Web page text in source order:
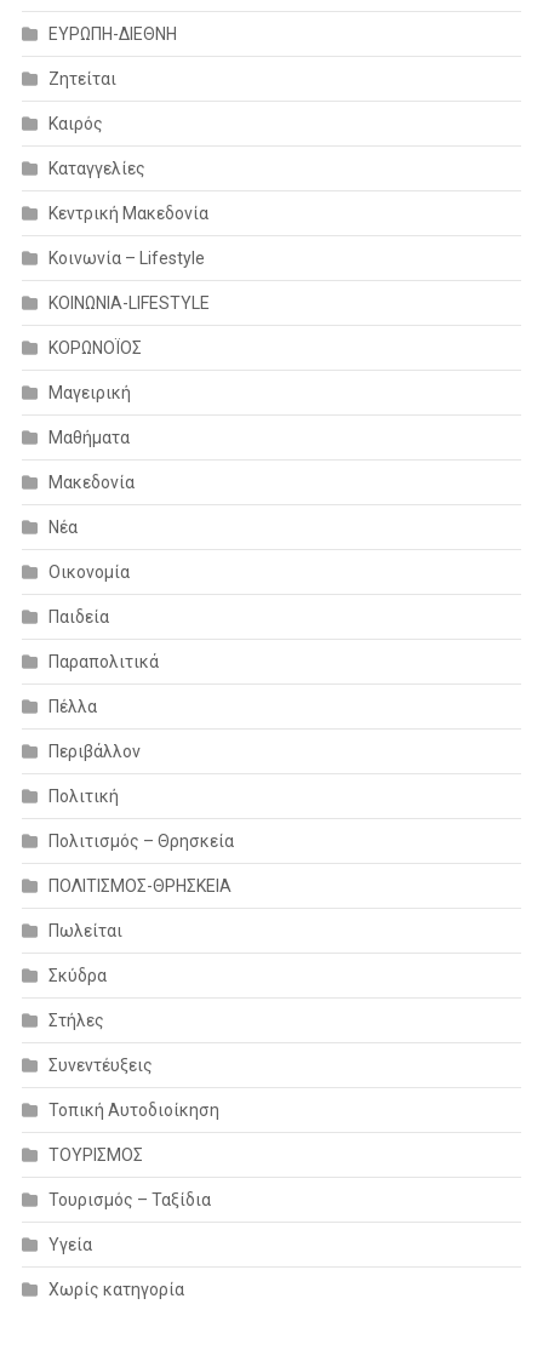
ΕΥΡΩΠΗ-ΔΙΕΘΝΗ
Ζητείται
Καιρός
Καταγγελίες
Κεντρική Μακεδονία
Κοινωνία – Lifestyle
ΚΟΙΝΩΝΙΑ-LIFESTYLE
ΚΟΡΩΝΟΪΟΣ
Μαγειρική
Μαθήματα
Μακεδονία
Νέα
Οικονομία
Παιδεία
Παραπολιτικά
Πέλλα
Περιβάλλον
Πολιτική
Πολιτισμός – Θρησκεία
ΠΟΛΙΤΙΣΜΟΣ-ΘΡΗΣΚΕΙΑ
Πωλείται
Σκύδρα
Στήλες
Συνεντέυξεις
Τοπική Αυτοδιοίκηση
ΤΟΥΡΙΣΜΟΣ
Τουρισμός – Ταξίδια
Υγεία
Χωρίς κατηγορία